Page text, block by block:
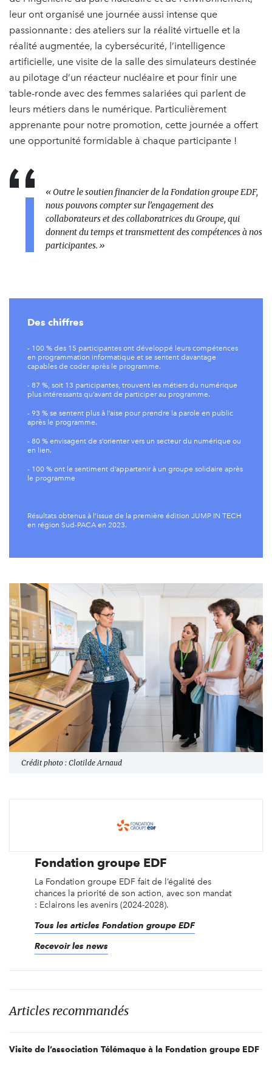
leur ont organisé une journée aussi intense que
passionnante : des ateliers sur la réalité virtuelle et la
réalité augmentée, la cybersécurité, l’intelligence
artificielle, une visite de la salle des simulateurs destinée
au pilotage d’un réacteur nucléaire et pour finir une
table-ronde avec des femmes salariées qui parlent de
leurs métiers dans le numérique. Particulièrement
apprenante pour notre promotion, cette journée a offert
une opportunité formidable à chaque participante !
« Outre le soutien financier de la Fondation groupe EDF,
nous pouvons compter sur l’engagement des
collaborateurs et des collaboratrices du Groupe, qui
donnent du temps et transmettent des compétences à nos
participantes. »
Des chiffres
- 100 % des 15 participantes ont développé leurs compétences
en programmation informatique et se sentent davantage
capables de coder après le programme.
- 87 %, soit 13 participantes, trouvent les métiers du numérique
plus intéressants qu’avant de participer au programme.
- 93 % se sentent plus à l’aise pour prendre la parole en public
après le programme.
- 80 % envisagent de s’orienter vers un secteur du numérique ou
en lien.
- 100 % ont le sentiment d’appartenir à un groupe solidaire après
le programme
Résultats obtenus à l’issue de la première édition JUMP IN TECH
en région Sud-PACA en 2023.
Crédit photo : Clotilde Arnaud
Fondation groupe EDF
La Fondation groupe EDF fait de l’égalité des
chances la priorité de son action, avec son mandat
: Eclairons les avenirs (2024-2028).
Tous les articles Fondation groupe EDF
Recevoir les news
Articles recommandés
Visite de l’association Télémaque à la Fondation groupe EDF